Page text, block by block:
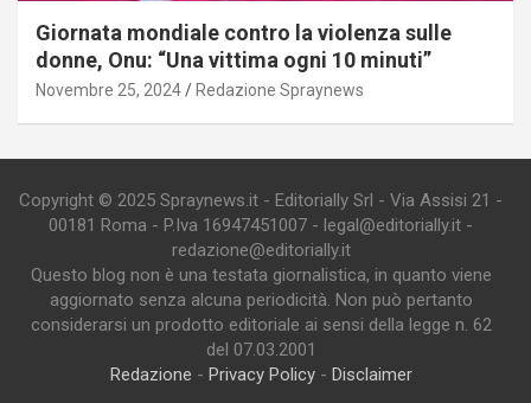
Giornata mondiale contro la violenza sulle
donne, Onu: “Una vittima ogni 10 minuti”
Novembre 25, 2024 Redazione Spraynews
Copyright © 2025 Spraynews.it - Editorially Srl - Via Assisi 21 -
00181 Roma - P.Iva 16947451007 - legal@editorially.it -
redazione@editorially.it
Questo blog non è una testata giornalistica, in quanto viene
aggiornato senza alcuna periodicità. Non può pertanto
considerarsi un prodotto editoriale ai sensi della legge n. 62
del 07.03.2001
Redazione - Privacy Policy- Disclaimer